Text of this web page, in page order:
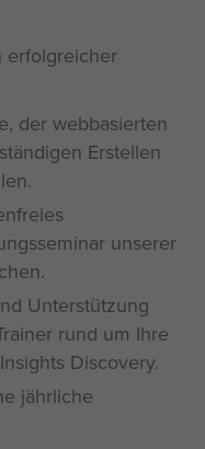
erfolgreicher
der webbasierten
Erstellen
unserer
Unterstützung
rund um Ihre
Discovery.
jährliche